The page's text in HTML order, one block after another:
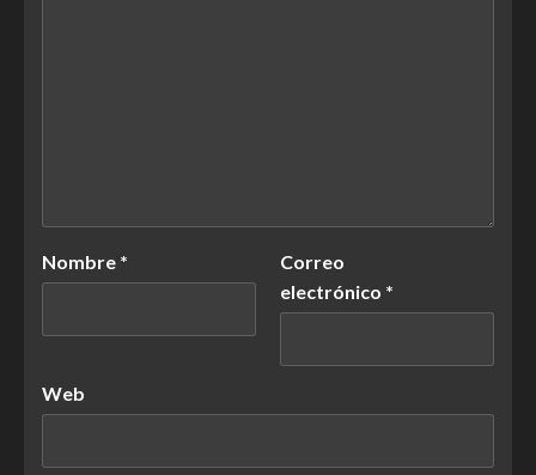
Nombre *
Correo
electrónico *
Web